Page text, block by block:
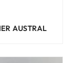
AUSTRAL